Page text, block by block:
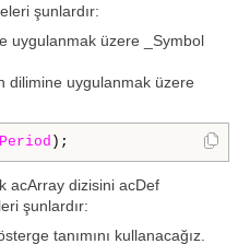
şunlardır:
uygulanmak üzere _Symbol
dilimine uygulanmak üzere
);
acArray dizisini acDef
şunlardır:
tanımını kullanacağız.